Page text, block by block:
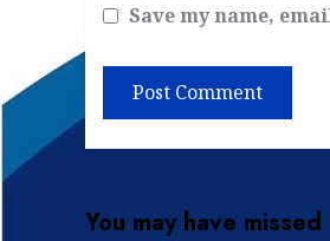
Save my name,
You may have missed